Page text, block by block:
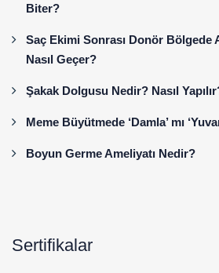
Biter?
Saç Ekimi Sonrası Donör Bölgede
Nasıl Geçer?
Şakak Dolgusu Nedir? Nasıl
Meme Büyütmede ‘Damla’ mı
Boyun Germe Ameliyatı Nedir?
Sertifikalar